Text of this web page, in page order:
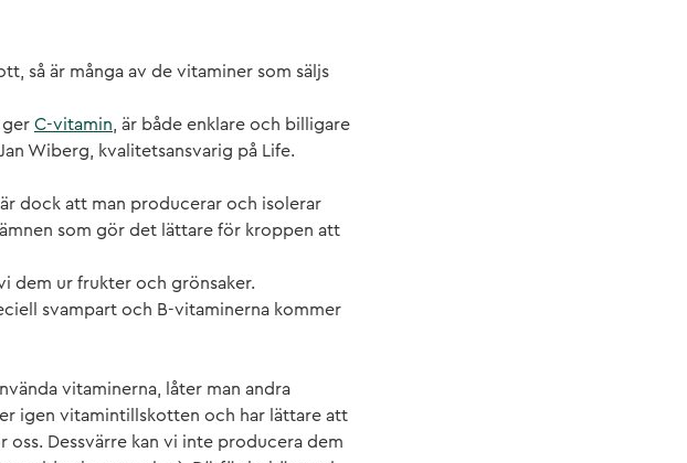
så är många av de vitaminer som säljs
ger C-vitamin , är både enklare och billigare
Wiberg, kvalitetsansvarig på Life.
dock att man producerar och isolerar
som gör det lättare för kroppen att
dem ur frukter och grönsaker.
svampart och B-vitaminerna kommer
vitaminerna, låter man andra
igen vitamintillskotten och har lättare att
Dessvärre kan vi inte producera dem